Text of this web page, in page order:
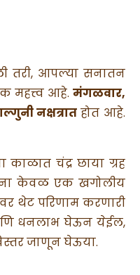
तरी, आपल्या सनातन
महत्त्व आहे. मंगळवार,
नक्षत्रात होत आहे.
चंद्र छाया ग्रह
केवळ एक खगोलीय
थेट परिणाम करणारी
धनलाभ घेऊन येईल,
जाणून घेऊया.